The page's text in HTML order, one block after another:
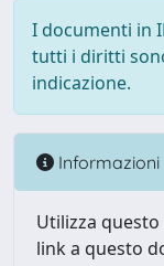
I documenti in
tutti i diritti
indicazione.
Informazioni
Utilizza
link a questo